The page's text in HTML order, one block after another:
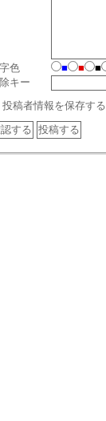
色 ■ ■ ■
キー
投稿者情報を保存する